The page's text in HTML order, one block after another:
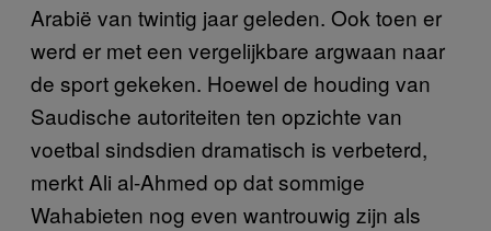
Arabië van twintig jaar geleden. Ook toen er
werd er met een vergelijkbare argwaan naar
de sport gekeken. Hoewel de houding van
Saudische autoriteiten ten opzichte van
voetbal sindsdien dramatisch is verbeterd,
merkt Ali al-Ahmed op dat sommige
Wahabieten nog even wantrouwig zijn als